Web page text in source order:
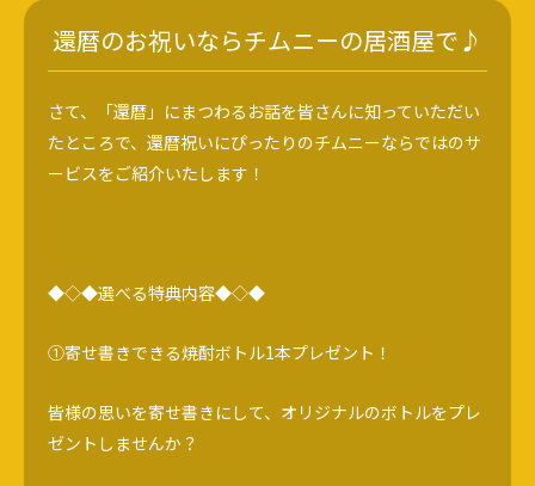
還暦のお祝いならチムニーの居酒屋で♪
さて、「還暦」にまつわるお話を皆さんに知っていただい
たところで、還暦祝いにぴったりのチムニーならではのサ
ービスをご紹介いたします！
◆◇◆選べる特典内容◆◇◆
①寄せ書きできる焼酎ボトル1本プレゼント！
皆様の思いを寄せ書きにして、オリジナルのボトルをプレ
ゼントしませんか？